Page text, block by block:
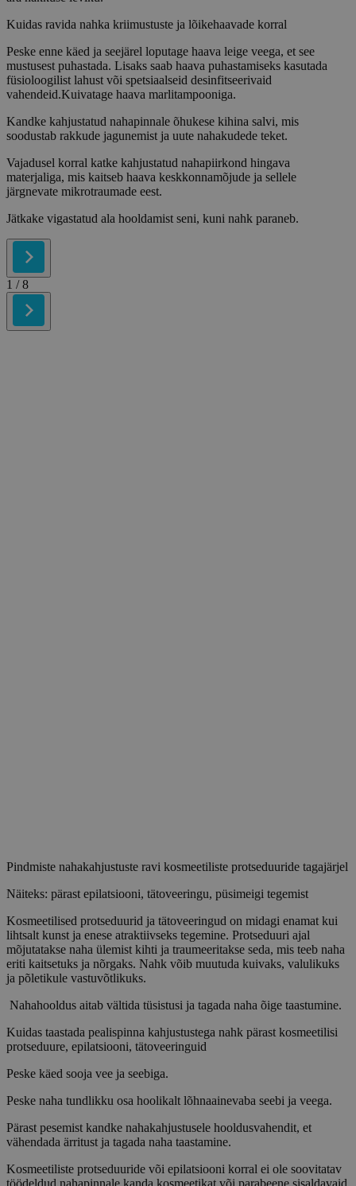
Kuidas ravida nahka kriimustuste ja lõikehaavade korral
Peske enne käed ja seejärel loputage haava leige veega, et see
mustusest puhastada. Lisaks saab haava puhastamiseks kasutada
füsioloogilist lahust või spetsiaalseid desinfitseerivaid
vahendeid.Kuivatage haava marlitampooniga.
Kandke kahjustatud nahapinnale õhukese kihina salvi, mis
soodustab rakkude jagunemist ja uute nahakudede teket.
Vajadusel korral katke kahjustatud nahapiirkond hingava
materjaliga, mis kaitseb haava keskkonnamõjude ja sellele
järgnevate mikrotraumade eest.
Jätkake vigastatud ala hooldamist seni, kuni nahk paraneb.
1 / 8
Pindmiste nahakahjustuste ravi kosmeetiliste protseduuride tagajärjel
Näiteks: pärast epilatsiooni, tätoveeringu, püsimeigi tegemist
Kosmeetilised protseduurid ja tätoveeringud on midagi enamat kui
lihtsalt kunst ja enese atraktiivseks tegemine. Protseduuri ajal
mõjutatakse naha ülemist kihti ja traumeeritakse seda, mis teeb naha
eriti kaitsetuks ja nõrgaks. Nahk võib muutuda kuivaks, valulikuks
ja põletikule vastuvõtlikuks.
Nahahooldus aitab vältida tüsistusi ja tagada naha õige taastumine.
Kuidas taastada pealispinna kahjustustega nahk pärast kosmeetilisi
protseduure, epilatsiooni, tätoveeringuid
Peske käed sooja vee ja seebiga.
Peske naha tundlikku osa hoolikalt lõhnaainevaba seebi ja veega.
Pärast pesemist kandke nahakahjustusele hooldusvahendit, et
vähendada ärritust ja tagada naha taastamine.
Kosmeetiliste protseduuride või epilatsiooni korral ei ole soovitatav